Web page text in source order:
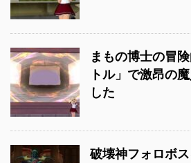
まもの博士の冒
トル」で激昂の
した
破壊神フォロボ